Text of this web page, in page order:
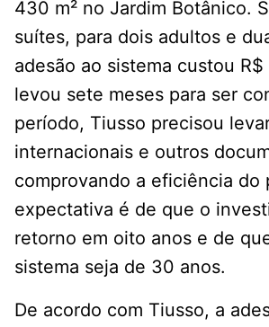
430 m² no Jardim Botânico.
suítes, para dois adultos e
adesão ao sistema custou R$
levou sete meses para ser
período, Tiusso precisou
internacionais e outros
comprovando a eficiência do
expectativa é de que o
retorno em oito anos e de
sistema seja de 30 anos.
De acordo com Tiusso, a